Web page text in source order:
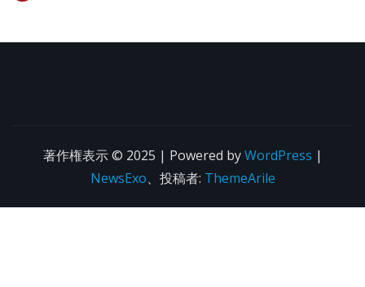
著作権表示 © 2025 | Powered byWordPress |
NewsExo、投稿者: ThemeArile